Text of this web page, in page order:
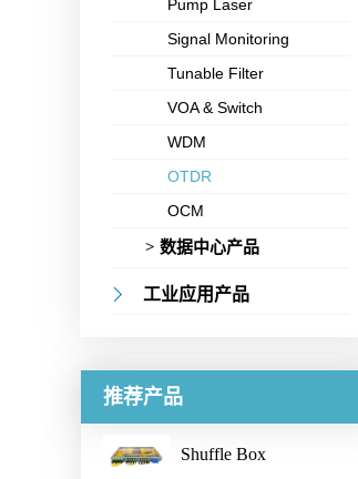
Pump Laser
Signal Monitoring
Tunable Filter
VOA & Switch
WDM
OTDR
OCM
> 数据中心产品
工业应用产品
推荐产品
Shuffle Box